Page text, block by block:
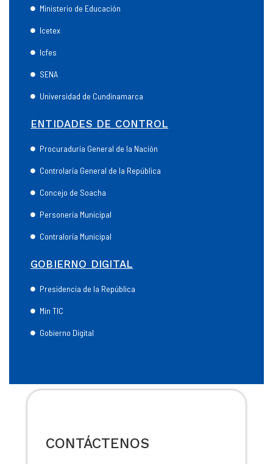
Ministerio de Educación
Icetex
Icfes
SENA
Universidad de Cundinamarca
ENTIDADES DE CONTROL
Procuraduría General de la Nación
Controlaría General de la República
Concejo de Soacha
Personería Municipal
Contraloría Municipal
GOBIERNO DIGITAL
Presidencia de la República
Min TIC
Gobierno Digital
CONTÁCTENOS